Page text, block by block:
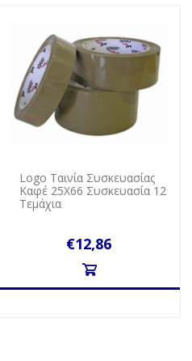
Logo Ταινία Συσκευασίας
Καφέ 25Χ66 Συσκευασία 12
Τεμάχια
€12,86